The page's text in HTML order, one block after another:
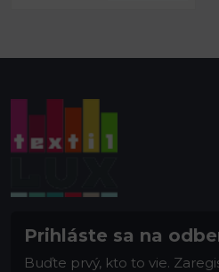
Prihláste sa na
Buďte prvý, kto to vie.